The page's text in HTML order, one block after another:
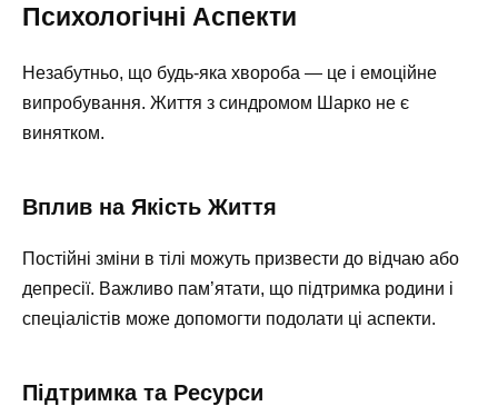
Психологічні Аспекти
Незабутньо, що будь-яка хвороба — це і емоційне
випробування. Життя з синдромом Шарко не є
винятком.
Вплив на Якість Життя
Постійні зміни в тілі можуть призвести до відчаю або
депресії. Важливо пам’ятати, що підтримка родини і
спеціалістів може допомогти подолати ці аспекти.
Підтримка та Ресурси